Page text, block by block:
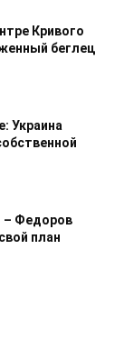
Кривого
беглец
Украина
– Федоров
план